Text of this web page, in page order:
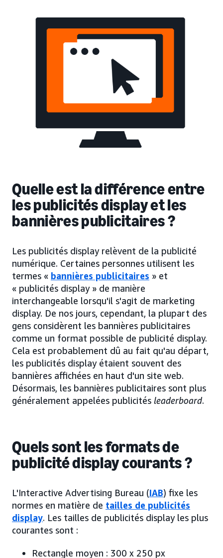
Quelle est la différence entre
les publicités display et les
bannières publicitaires ?
Les publicités display relèvent de la publicité
numérique. Certaines personnes utilisent les
termes « bannières publicitaires » et
« publicités display » de manière
interchangeable lorsqu'il s'agit de marketing
display. De nos jours, cependant, la plupart des
gens considèrent les bannières publicitaires
comme un format possible de publicité display.
Cela est probablement dû au fait qu'au départ,
les publicités display étaient souvent des
bannières affichées en haut d'un site web.
Désormais, les bannières publicitaires sont plus
généralement appelées publicités leaderboard.
Quels sont les formats de
publicité display courants ?
L'Interactive Advertising Bureau (IAB) fixe les
normes en matière de tailles de publicités
display. Les tailles de publicités display les plus
courantes sont :
Rectangle moyen : 300 x 250 px